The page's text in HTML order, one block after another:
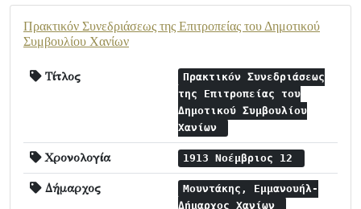
Πρακτικόν Συνεδριάσεως της Επιτροπείας του Δημοτικού
Συμβουλίου Χανίων
Τίτλος
Πρακτικόν Συνεδριάσεως
της Επιτροπείας του
Δημοτικού Συμβουλίου
Χανίων
Χρονολογία 1913 Νοέμβριος 12
Δήμαρχος
Μουντάκης, Εμμανουήλ-
Δήμαρχος Χανίων